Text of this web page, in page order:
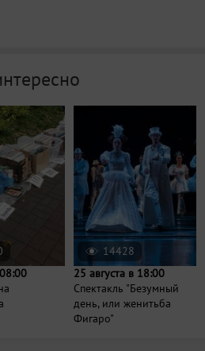
14428
25 августа в 18:00
Спектакль "Безумный
день, или женитьба
Фигаро"